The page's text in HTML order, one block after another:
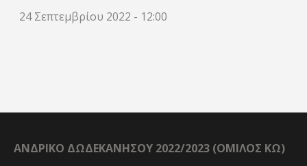
24 Σεπτεμβρίου 2022 - 12:00
ΑΝΔΡΙΚΟ ΔΩΔΕΚΑΝΗΣΟΥ 2022/2023 (ΟΜΙΛΟΣ ΚΩ)